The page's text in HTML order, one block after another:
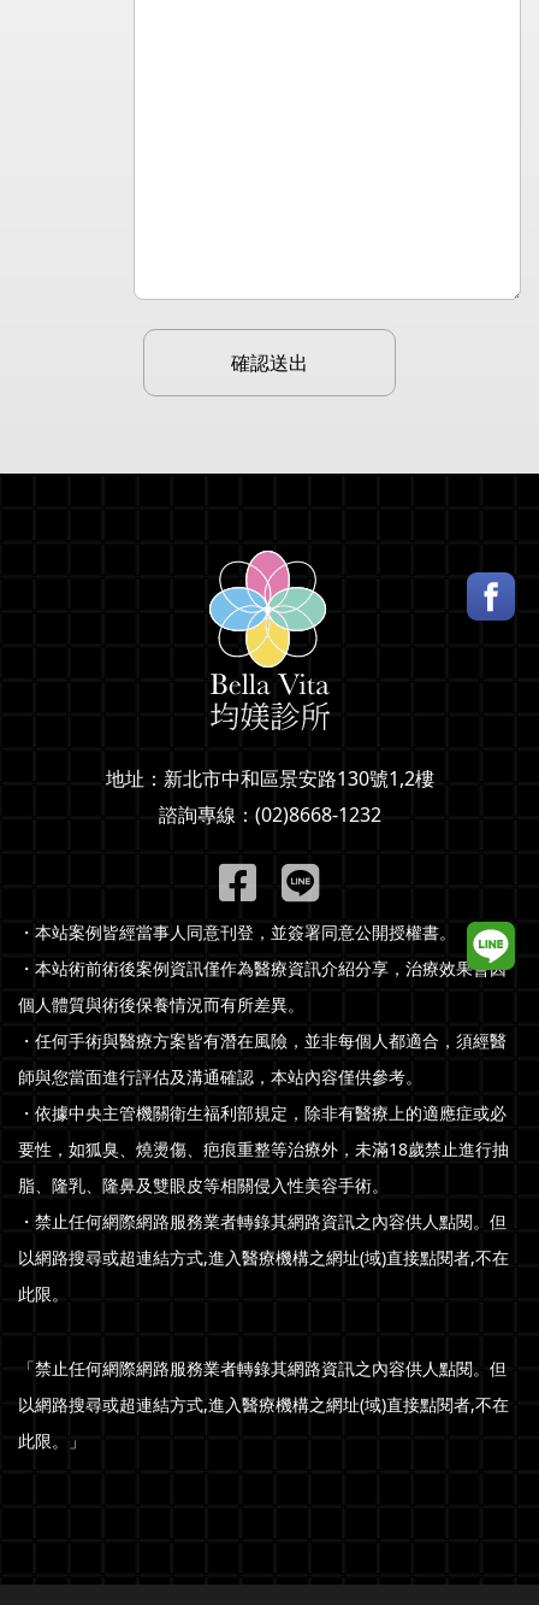
地址： 新北市中和區景安路130號1,2樓
諮詢專線： (02)8668-1232
・本站案例皆經當事人同意刊登，並簽署同意公開授權書。
・本站術前術後案例資訊僅作為醫療資訊介紹分享，治療效果會因
個人體質與術後保養情況而有所差異。
・任何手術與醫療方案皆有潛在風險，並非每個人都適合，須經醫
師與您當面進行評估及溝通確認，本站內容僅供參考。
・依據中央主管機關衛生福利部規定，除非有醫療上的適應症或必
要性，如狐臭、燒燙傷、疤痕重整等治療外，未滿18歲禁止進行抽
脂、隆乳、隆鼻及雙眼皮等相關侵入性美容手術。
・禁止任何網際網路服務業者轉錄其網路資訊之內容供人點閱。但
以網路搜尋或超連結方式,進入醫療機構之網址(域)直接點閱者,不在
此限。
「禁止任何網際網路服務業者轉錄其網路資訊之內容供人點閱。但
以網路搜尋或超連結方式,進入醫療機構之網址(域)直接點閱者,不在
此限。」